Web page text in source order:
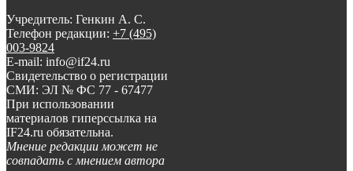
Учредитель: Генкин А. С.
Телефон редакции: +7 (495)
003-9824
E-mail: info@if24.ru
Свидетельство о регистрации
СМИ: ЭЛ № ФС 77 - 67477
При использовании
материалов гиперссылка на
IF24.ru обязательна.
Мнение редакции может не
совпадать с мнением автора